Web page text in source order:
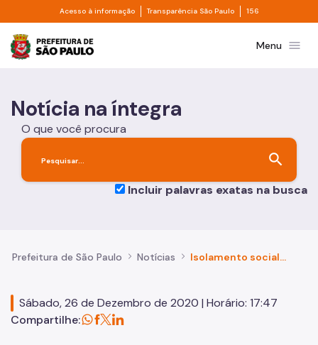
Pular para o Conteúdo principal
Acesso à informação Divisor de acesso à informação
Transparência São Paulo Divisor de
156
Prefeitura de São PauloMenu menu
Notícia na íntegra
O que você procura
search
Incluir palavras exatas na busca
Prefeitura de São Paulo Notícias Isolamento social: Capital registrou 47% na última sexta-feira (25)
Sábado, 26 de Dezembro de 2020 | Horário: 17:47
Compartilhe: